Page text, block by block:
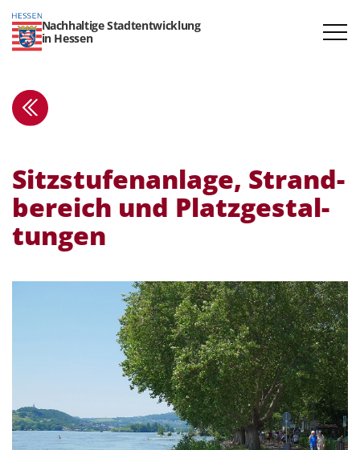
Nachhaltige Stadtentwicklung
in Hessen
Sitzstu­fe­n­anlage, Strand­
be­reich und Platz­ge­stal­
tungen